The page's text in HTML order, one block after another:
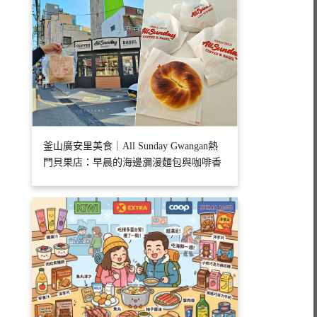
釜山廣安里美食｜All Sunday Gwangan熱
門貝果店：早晨的海邊瀰漫麵包與咖啡香